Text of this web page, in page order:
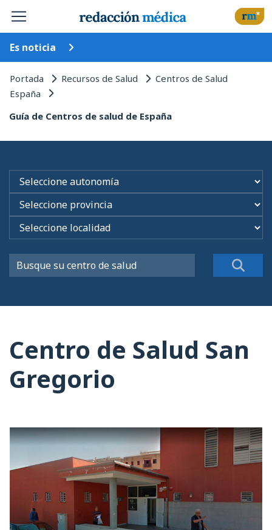
Es noticia
Portada Recursos de Salud Centros de Salud
España
Guía de Centros de salud de España
Centro de Salud San
Gregorio